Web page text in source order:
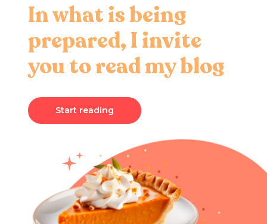
In what is being
prepared, I invite
you to read my blog
Start reading